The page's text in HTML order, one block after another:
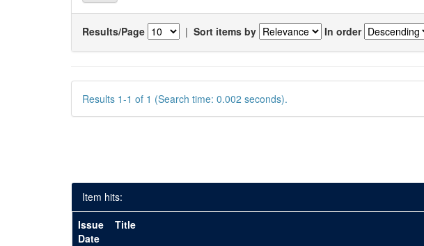
Results/Page | Sort items by In order
Results 1-1 of 1 (Search time: 0.002 seconds).
Item hits:
Issue
Date
Title